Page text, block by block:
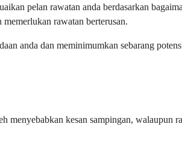
pelan rawatan anda berdasarkan
rawatan berterusan.
anda dan meminimumkan sebarang
menyebabkan kesan sampingan,